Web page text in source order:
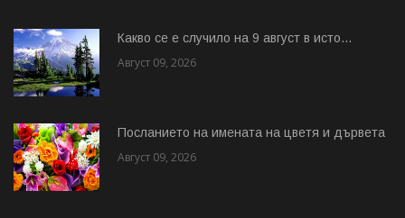
Какво се е случило на 9 август в исто...
Август 09, 2026
Посланието на имената на цветя и дървета
Август 09, 2026